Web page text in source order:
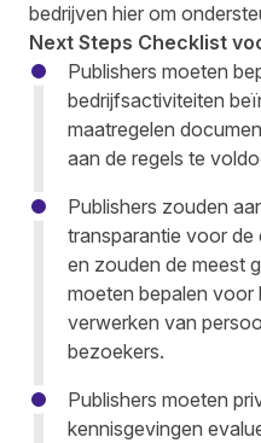
bedrijven hier om
Next Steps Checklist
Publishers moeten
bedrijfsactiviteiten
maatregelen
aan de regels te
Publishers zouden
transparantie voor
en zouden de meest
moeten bepalen voor
verwerken van
bezoekers.
Publishers moeten
kennisgevingen